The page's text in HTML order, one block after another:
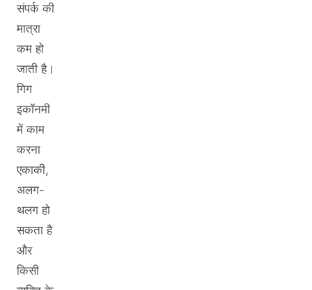
संपर्क की
मात्रा
कम हो
जाती है।
गिग
इकॉनमी
में काम
करना
एकाकी,
अलग-
थलग हो
सकता है
और
किसी